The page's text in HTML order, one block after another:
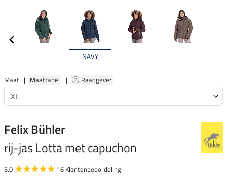
NAVY
Maat: | Maattabel | Raadgever
Felix Bühler
rij-jas Lotta met capuchon
5.0 16 Klantenbeoordeling